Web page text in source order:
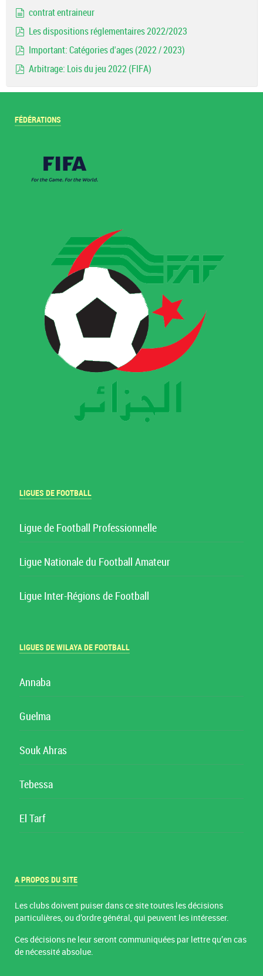
contrat entraineur
Les dispositions réglementaires 2022/2023
Important: Catégories d'ages (2022 / 2023)
Arbitrage: Lois du jeu 2022 (FIFA)
FÉDÉRATIONS
LIGUES DE FOOTBALL
Ligue de Football Professionnelle
Ligue Nationale du Football Amateur
Ligue Inter-Régions de Football
LIGUES DE WILAYA DE FOOTBALL
Annaba
Guelma
Souk Ahras
Tebessa
El Tarf
A PROPOS DU SITE
Les clubs doivent puiser dans ce site toutes les décisions
particulières, ou d’ordre général, qui peuvent les intéresser.
Ces décisions ne leur seront communiquées par lettre qu’en cas
de nécessité absolue.